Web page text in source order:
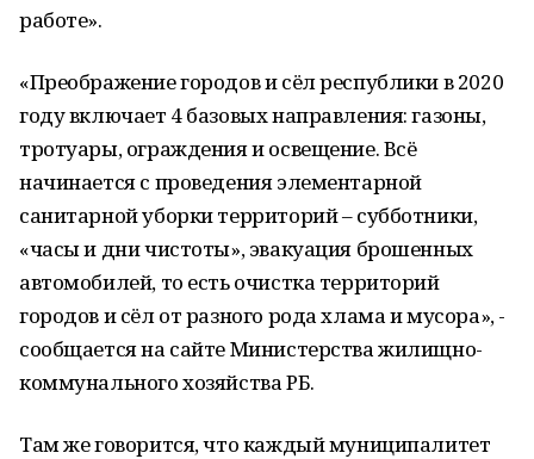
работе».
«Преображение городов и сёл республики в 2020
году включает 4 базовых направления: газоны,
тротуары, ограждения и освещение. Всё
начинается с проведения элементарной
санитарной уборки территорий – субботники,
«часы и дни чистоты», эвакуация брошенных
автомобилей, то есть очистка территорий
городов и сёл от разного рода хлама и мусора», -
сообщается на сайте Министерства жилищно-
коммунального хозяйства РБ.
Там же говорится, что каждый муниципалитет